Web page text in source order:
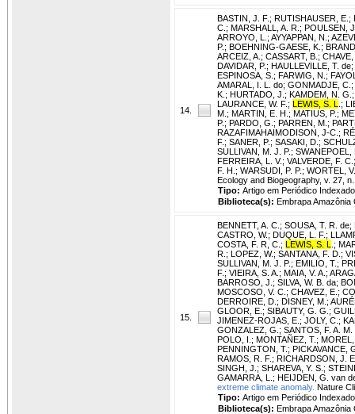
14.
BASTIN, J. F. ; RUTISHAUSER, E. ;
C. ; MARSHALL, A. R. ; POULSEN,
ARROYO, L. ; AYYAPPAN, N. ;
P. ; BOEHNING-GAESE, K. ;
ARCEIZ, A. ; CASSART, B. ;
DAVIDAR, P. ; HAULLEVILLE, T. de;
ESPINOSA, S. ; FARWIG, N. ;
AMARAL, I. L. do; GONMADJE, C. ;
K. ; HURTADO, J. ; KAMDEM, N. G.
LAURANCE, W. F. ; LEWIS, S. L ;
M. ; MARTIN, E. H. ; MATIUS, P. ;
P. ; PARDO, G. ; PARREN, M. ;
RAZAFIMAHAIMODISON, J-C. ;
F. ; SANER, P. ; SASAKI, D. ;
SULLIVAN, M. J. P. ; SWANEPOEL,
FERREIRA, L. V.; VALVERDE, F. C.
F. H. ; WARSUDI, P. P. ; WORTEL, V.
Ecology and Biogeography, v. 27,
Tipo: Artigo em Periódico Indexado
Biblioteca(s): Embrapa
15.
BENNETT, A. C. ; SOUSA, T. R. de;
CASTRO, W.; DUQUE, L. F. ;
COSTA, F. R, C. ; LEWIS, S. L ;
R. ; LOPEZ, W.; SANTANA, F. D. ;
SULLIVAN, M. J. P. ; EMILIO, T. ;
F. ; VIEIRA, S. A. ; MAIA, V. A. ;
BARROSO, J. ; SILVA, W. B. da;
MOSCOSO, V. C. ; CHAVEZ, E. ;
DERROIRE, D. ; DISNEY, M. ;
GLOOR, E. ; SIBAUTY, G. G. ;
JIMENEZ-ROJAS, E. ; JOLY, C. ;
GONZALEZ, G. ; SANTOS, F. A. M.
POLO, I. ; MONTAÑEZ, T. ;
PENNINGTON, T. ; PICKAVANCE,
RAMOS, R. F. ; RICHARDSON, J.
SINGH, J. ; SHAREVA, Y. S. ;
GAMARRA, L. ; HEIJDEN, G. van
extreme climate anomaly. Nature
Tipo: Artigo em Periódico Indexado
Biblioteca(s): Embrapa Amazônia